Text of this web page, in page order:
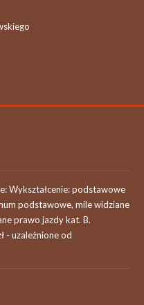
Wykształcenie: podstawowe
podstawowe, mile widziane
prawo jazdy kat. B.
- uzależnione od